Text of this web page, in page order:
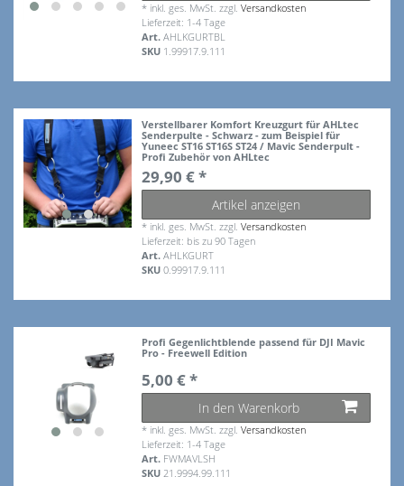
* inkl. ges. MwSt. zzgl.Versandkosten
Lieferzeit: 1-4 Tage
Art.AHLKGURTBL
SKU 1.99917.9.111
Verstellbarer Komfort Kreuzgurt für AHLtec
Senderpulte - Schwarz - zum Beispiel für
Yuneec ST16 ST16S ST24 / Mavic Senderpult -
Profi Zubehör von AHLtec
29,90 € *
Artikel anzeigen
* inkl. ges. MwSt. zzgl.Versandkosten
Lieferzeit: bis zu 90 Tagen
Art.AHLKGURT
SKU0.99917.9.111
Profi Gegenlichtblende passend für DJI Mavic
Pro - Freewell Edition
5,00 € *
In den Warenkorb
* inkl. ges. MwSt. zzgl.Versandkosten
Lieferzeit: 1-4 Tage
Art. FWMAVLSH
SKU21.9994.99.111